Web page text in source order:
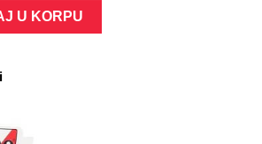
U KORPU